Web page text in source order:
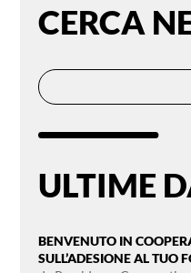
CERCA
ULTIME
BENVENUTO IN
SULL’ADESIONE AL TUO